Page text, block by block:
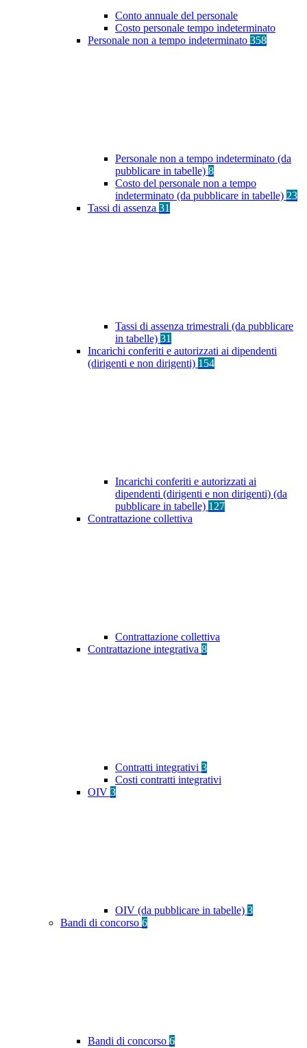
Conto annuale del personale
Costo personale tempo indeterminato
Personale non a tempo indeterminato 358
Personale non a tempo indeterminato (da
pubblicare in tabelle) 8
Costo del personale non a tempo
indeterminato (da pubblicare in tabelle) 23
Tassi di assenza 31
Tassi di assenza trimestrali (da pubblicare
in tabelle) 31
Incarichi conferiti e autorizzati ai dipendenti
(dirigenti e non dirigenti) 154
Incarichi conferiti e autorizzati ai
dipendenti (dirigenti e non dirigenti) (da
pubblicare in tabelle) 127
Contrattazione collettiva
Contrattazione collettiva
Contrattazione integrativa 8
Contratti integrativi 3
Costi contratti integrativi
OIV 3
OIV (da pubblicare in tabelle) 3
Bandi di concorso 6
Bandi di concorso 6